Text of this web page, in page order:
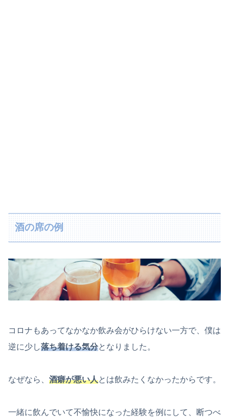
酒の席の例
コロナもあってなかなか飲み会がひらけない一方で、僕は
逆に少し落ち着ける気分となりました。
なぜなら、 酒癖が悪い人とは飲みたくなかったからです。
一緒に飲んでいて不愉快になった経験を例にして、断つべ